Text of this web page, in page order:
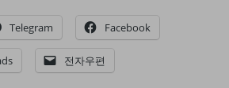
Telegram Facebook
전자우편